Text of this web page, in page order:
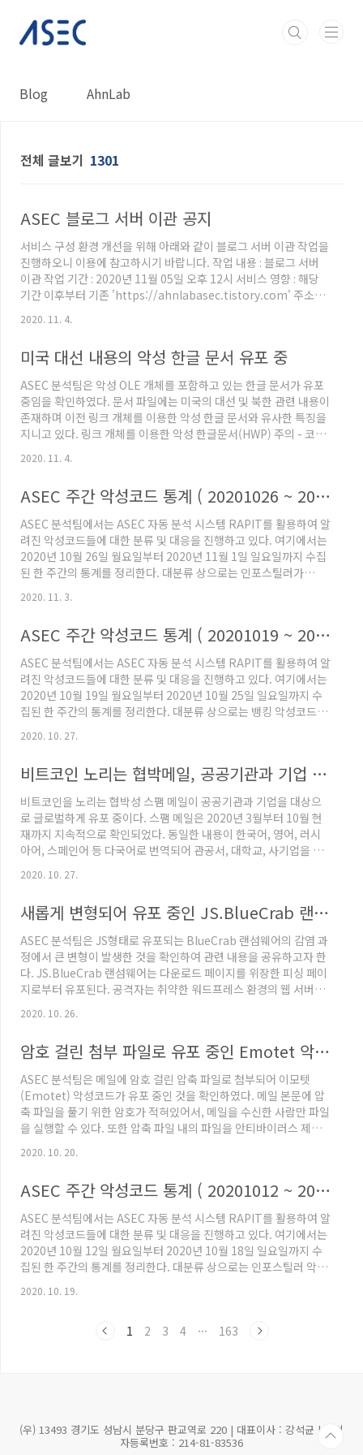
Blog AhnLab
전체 글보기 1301
ASEC 블로그 서버 이관 공지
서비스 구성 환경 개선을 위해 아래와 같이 블로그 서버 이관 작업을
진행하오니 이용에 참고하시기 바랍니다. 작업 내용 : 블로그 서버
이관 작업 기간 : 2020년 11월 05일 오후 12시 서비스 영향 : 해당
기간 이후부터 기존 'https://ahnlabasec.tistory.com' 주소는
드립니다. https://asec.ahnlab.com * 작업 진행 상황에 따라 서
2020. 11. 4.
미국 대선 내용의 악성 한글 문서 유포 중
ASEC 분석팀은 악성 OLE 개체를 포함하고 있는 한글 문서가 유포
중임을 확인하였다. 문서 파일에는 미국의 대선 및 북한 관련 내용이
존재하며 이전 링크 개체를 이용한 악성 한글 문서와 유사한 특징을
지니고 있다. 링크 개체를 이용한 악성 한글문서(HWP) 주의 - 코인
서 파일이 유포됨을 확인하였다. 한글 파일에는 특정 코인 업체의 운
파 asec.ahnlab.com 파일 실행 시 내부에 존재하는 악성 OLE 개
체(VBS파일)가 %AppData%\Local\Temp 폴더에 생성된다. 파
일명이 hancom.configuration.vbs로 생성되어 사용자가 한글
설정파일로 ..
2020. 11. 4.
ASEC 주간 악성코드 통계 ( 20201026 ~ 20201101 )
ASEC 분석팀에서는 ASEC 자동 분석 시스템 RAPIT를 활용하여 알
려진 악성코드들에 대한 분류 및 대응을 진행하고 있다. 여기에서는
2020년 10월 26일 월요일부터 2020년 11월 1일 일요일까지 수집
된 한 주간의 통계를 정리한다. 대분류 상으로는 인포스틸러가
26.4%, RAT (Remote Administration Tool) 악성코드가
운로더가 2.7%, 랜섬웨어는 1.8%로 그 뒤를 따랐다. Top 1 -
Emotet Emotet은 25.9%를 차지하며 이번 주 1위를 차지하였
다. Emotet은 뱅킹 악성코드이며 스팸 메일을 통해 꾸준히 유포되
고 있다..
2020. 11. 3.
ASEC 주간 악성코드 통계 ( 20201019 ~ 20201025 )
ASEC 분석팀에서는 ASEC 자동 분석 시스템 RAPIT를 활용하여 알
려진 악성코드들에 대한 분류 및 대응을 진행하고 있다. 여기에서는
2020년 10월 19일 월요일부터 2020년 10월 25일 일요일까지 수
집된 한 주간의 통계를 정리한다. 대분류 상으로는 뱅킹 악성코드가
29.0%, Coin Miner가 22.2%를 차지하였다. RAT (Remote
웨어가 4.3%, 다운로더는 3.1%로 그 뒤를 따랐다. Top 1 -
Emotet Emotet은 29.0%를 차지하며 이번 주 1위를 차지하였
다. Emotet은 뱅킹 악성코드이며 스팸 메일을 통해 꾸준히 유포되
고 있..
2020. 10. 27.
비트코인 노리는 협박메일, 공공기관과 기업 대상으로 글로벌 유포 중
비트코인을 노리는 협박성 스팸 메일이 공공기관과 기업을 대상으
로 글로벌하게 유포 중이다. 스팸 메일은 2020년 3월부터 10월 현
재까지 지속적으로 확인되었다. 동일한 내용이 한국어, 영어, 러시
아어, 스페인어 등 다국어로 번역되어 관공서, 대학교, 사기업을 포
첨부파일이나 악성코드는 포함되어있지 않다. 다만 메일 내용이 공
코인 입금을 요구하고 있기 때문에 속지 않도록 주의가 필요하다. 아
래는 협박 메일의 제목이다. 계약에 따른 지불. Yoúr accoúnt has
sígns of hackíng and blockíng. VIDEO OF YOU! my user
name and ..
2020. 10. 27.
새롭게 변형되어 유포 중인 JS.BlueCrab 랜섬웨어
ASEC 분석팀은 JS형태로 유포되는 BlueCrab 랜섬웨어의 감염 과
정에서 큰 변형이 발생한 것을 확인하여 관련 내용을 공유하고자 한
다. JS.BlueCrab 랜섬웨어는 다운로드 페이지를 위장한 피싱 페이
지로부터 유포된다. 공격자는 취약한 워드프레스 환경의 웹 서버를
속 시 다음과 같이 다운로드 페이지로 위장한 피싱 페이지가 출력된
드를 유도한다. 모니터링 과정에서 다음 그림처럼 외국어(독일어)로
된 피싱 페이지도 존재하는 것을 확인했다. 피싱 페이지에서 다운로
드된 .JS 파일은 BlueCrab 랜섬웨어를 다운로드하여 실행하는 스
크립트로 해당 스크립트에 대한 설명은 아래 블로..
2020. 10. 26.
암호 걸린 첨부 파일로 유포 중인 Emotet 악성코드
ASEC 분석팀은 메일에 암호 걸린 압축 파일로 첨부되어 이모텟
(Emotet) 악성코드가 유포 중인 것을 확인하였다. 메일 본문에 압
축 파일을 풀기 위한 암호가 적혀있어서, 메일을 수신한 사람만 파일
을 실행할 수 있다. 또한 압축 파일 내의 파일을 안티바이러스 제품
암호 해제 전까지는 자동으로 탐지가 어렵다. 메일은 10월 17일 발
압축 파일로서, 압축 해제 시 'MYTNXTOJ3 202010月17.doc' 이
름의 워드 파일이 존재한다. 'MYTNXTOJ3 202010月17.doc' 워
드 문서 파일의 내용은 위와 같다. 매크로 [콘텐츠 사용] 허용 시 악
성 매크로 코드가 동..
2020. 10. 20.
ASEC 주간 악성코드 통계 ( 20201012 ~ 20201018 )
ASEC 분석팀에서는 ASEC 자동 분석 시스템 RAPIT를 활용하여 알
려진 악성코드들에 대한 분류 및 대응을 진행하고 있다. 여기에서는
2020년 10월 12일 월요일부터 2020년 10월 18일 일요일까지 수
집된 한 주간의 통계를 정리한다. 대분류 상으로는 인포스틸러 악성
가 27.2%, RAT (Remote Administration Tool)가 19.0%를
2.5%, 다운로더는 1.9%로 그 뒤를 따랐다. Top 1 - Glupteba
2020. 10. 19.
1 2 3 4 ··· 163
(우) 13493 경기도 성남시 분당구 판교역로 220 | 대표이사 : 강석균 | 사업
자등록번호 : 214-81-83536